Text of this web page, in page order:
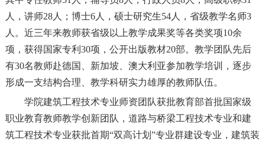
人，讲师28人；博士6人，硕士研究生54人，省级教学名师3
人。近三年来教师获省级以上教学成果奖等各类奖项10余
项，获得国家专利30项，公开出版教材20部。教学团队先后
有30名教师赴德国、新加坡、澳大利亚参加教学培训，逐步
形成一支结构合理、教学科研实力雄厚的教师队伍。
学院建筑工程技术专业师资团队获批教育部首批国家级
职业教育教师教学创新团队，道路与桥梁工程技术专业和建
筑工程技术专业获批首期“双高计划”专业群建设专业，建筑装